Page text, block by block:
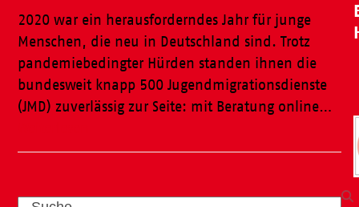
2020 war ein herausforderndes Jahr für junge
Menschen, die neu in Deutschland sind. Trotz
pandemiebedingter Hürden standen ihnen die
bundesweit knapp 500 Jugendmigrationsdienste
(JMD) zuverlässig zur Seite: mit Beratung online…